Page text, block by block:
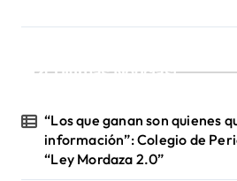
c
ó
d
e
¡Ultimas Noticias!
“Los que ganan son quienes
información”: Colegio de
“Ley Mordaza 2.0”